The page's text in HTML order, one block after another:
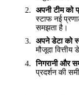
अपनी टीम को
स्टाफ नई
समझता है।
अपने डेटा को
मौजूदा
निगरानी और
प्रदर्शन की